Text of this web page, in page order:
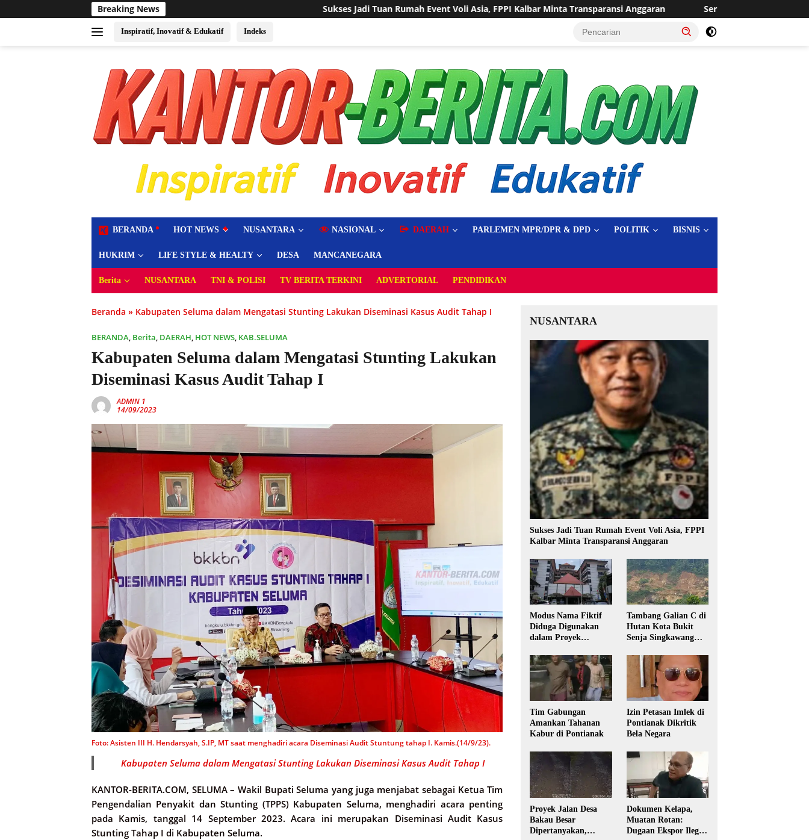
ke
Breaking News Sukses Jadi Tuan Rumah Event Voli Asia, FPPI Kalbar Minta Transparansi Anggaran Sering Dilanda Genangan, Desa Sukaraja Usulkan
Inspiratif, Inovatif & Edukatif Indeks
BERANDA HOT NEWS NUSANTARA NASIONAL DAERAH PARLEMEN MPR/DPR & DPD POLITIK BISNIS
HUKRIM LIFE STYLE & HEALTY DESA MANCANEGARA
Berita NUSANTARA TNI & POLISI TV BERITA TERKINI ADVERTORIAL PENDIDIKAN
Beranda » Kabupaten Seluma dalam Mengatasi Stunting Lakukan Diseminasi Kasus Audit Tahap I
BERANDA, Berita, DAERAH, HOT NEWS, KAB.SELUMA
Kabupaten Seluma dalam Mengatasi Stunting Lakukan
Diseminasi Kasus Audit Tahap I
ADMIN 1
14/09/2023
Foto: Asisten III H. Hendarsyah, S.IP, MT saat menghadiri acara Diseminasi Audit Stuntung tahap I. Kamis.(14/9/23).
Kabupaten Seluma dalam Mengatasi Stunting Lakukan Diseminasi Kasus Audit Tahap I
KANTOR-BERITA.COM, SELUMA – Wakil Bupati Seluma yang juga menjabat sebagai Ketua Tim
Pengendalian Penyakit dan Stunting (TPPS) Kabupaten Seluma, menghadiri acara penting
pada Kamis, tanggal 14 September 2023. Acara ini merupakan Diseminasi Audit Kasus
Stunting Tahap I di Kabupaten Seluma.
NUSANTARA
Sukses Jadi Tuan Rumah Event Voli Asia, FPPI
Kalbar Minta Transparansi Anggaran
Modus Nama Fiktif
Diduga Digunakan
dalam Proyek
Tambang Galian C di
Hutan Kota Bukit
Senja Singkawang
Tim Gabungan
Amankan Tahanan
Kabur di Pontianak
Izin Petasan Imlek di
Pontianak Dikritik
Bela Negara
Proyek Jalan Desa
Bakau Besar
Dipertanyakan,
Dokumen Kelapa,
Muatan Rotan:
Dugaan Ekspor Ilegal